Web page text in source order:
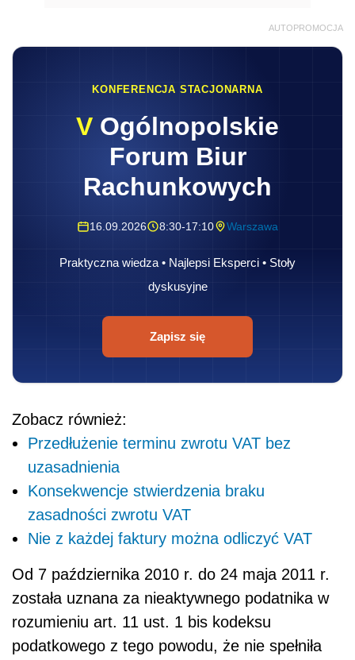
AUTOPROMOCJA
KONFERENCJA STACJONARNA
V Ogólnopolskie
Forum Biur
Rachunkowych
16.09.2026 8:30-17:10 Warszawa
Praktyczna wiedza • Najlepsi Eksperci • Stoły
dyskusyjne
Zapisz się
Zobacz również:
Przedłużenie terminu zwrotu VAT bez
uzasadnienia
Konsekwencje stwierdzenia braku
zasadności zwrotu VAT
Nie z każdej faktury można odliczyć VAT
Od 7 października 2010 r. do 24 maja 2011 r.
została uznana za nieaktywnego podatnika w
rozumieniu art. 11 ust. 1 bis kodeksu
podatkowego z tego powodu, że nie spełniła